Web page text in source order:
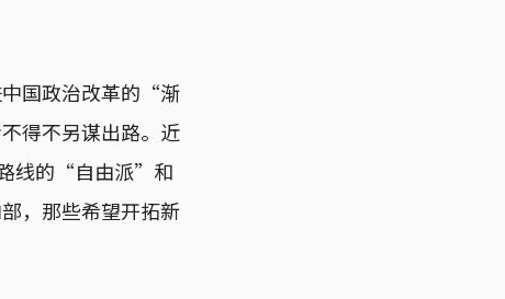
中国政治改革的“渐
得不另谋出路。近
线的“自由派”和
，那些希望开拓新